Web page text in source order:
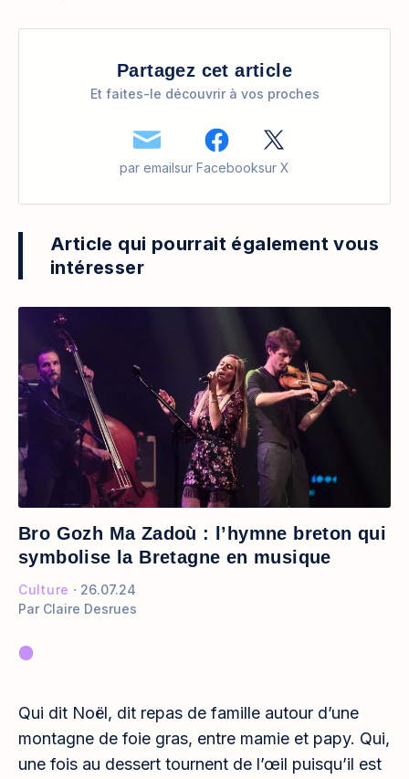
Partagez cet article
Et faites-le découvrir à vos proches
par emailsur Facebooksur X
Article qui pourrait également vous
intéresser
Bro Gozh Ma Zadoù : l’hymne breton qui
symbolise la Bretagne en musique
Culture
26.07.24
Par Claire Desrues
Qui dit Noël, dit repas de famille autour d’une
montagne de foie gras, entre mamie et papy. Qui,
une fois au dessert tournent de l’œil puisqu’il est